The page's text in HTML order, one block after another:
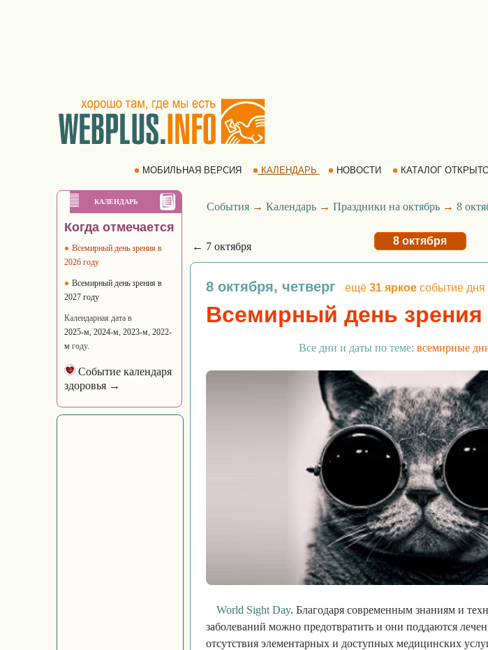
МОБИЛЬНАЯ ВЕРСИЯ КАЛЕНДАРЬ НОВОСТИ КАТАЛОГ
КАЛЕНДАРЬ
Когда отмечается
Всемирный день зрения в
2026 году
Всемирный день зрения в
2027 году
Календарная дата в
2025-м, 2024-м, 2023-м, 2022-
м году.
Событие календаря
здоровья →
События→ Календарь→ Праздники на октябрь→ 8
← 7 октября 8 октября
8 октября, четверг ещё 31 яркое событие дня
Всемирный день зрения
Все дни и даты по теме: всемирные
World Sight Day. Благодаря современным знаниям и
заболеваний можно предотвратить и они поддаются
отсутствия элементарных и доступных медицинских